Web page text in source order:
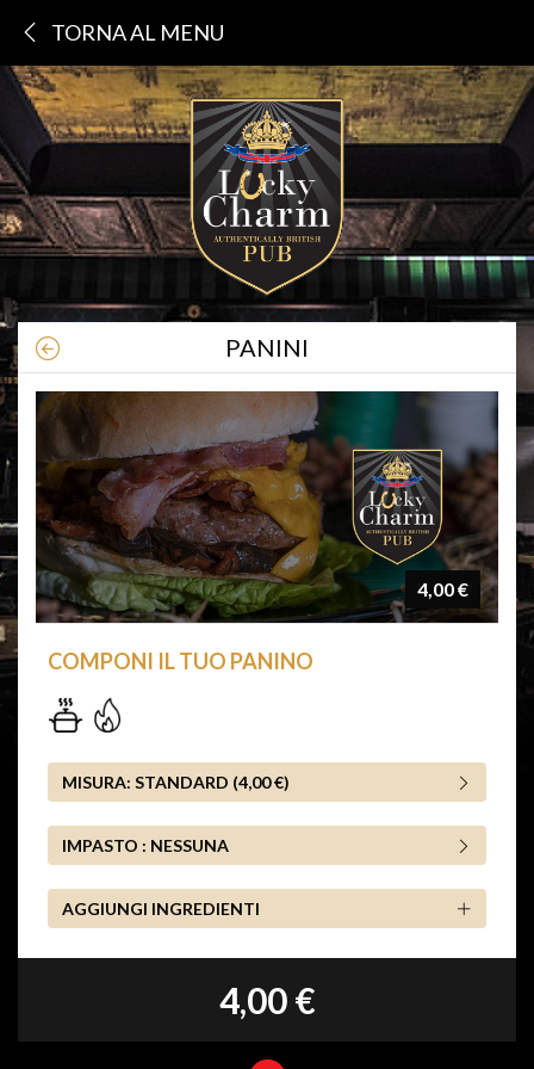
TORNA AL MENU
PANINI
4,00 €
COMPONI IL TUO PANINO
MISURA: STANDARD (4,00 €)
IMPASTO : NESSUNA
AGGIUNGI INGREDIENTI
4,00 €